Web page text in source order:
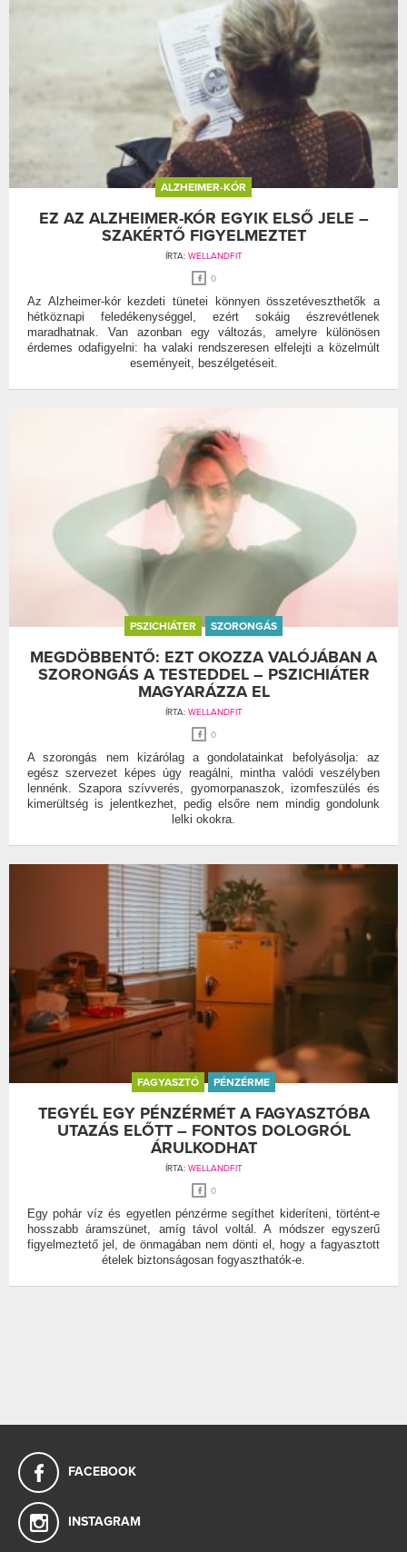
ALZHEIMER-KÓR
EZ AZ ALZHEIMER-KÓR EGYIK ELSŐ JELE –
SZAKÉRTŐ FIGYELMEZTET
ÍRTA: WELLANDFIT
0
Az Alzheimer-kór kezdeti tünetei könnyen összetéveszthetők a
hétköznapi feledékenységgel, ezért sokáig észrevétlenek
maradhatnak. Van azonban egy változás, amelyre különösen
érdemes odafigyelni: ha valaki rendszeresen elfelejti a közelmúlt
eseményeit, beszélgetéseit.
PSZICHIÁTER SZORONGÁS
MEGDÖBBENTŐ: EZT OKOZZA VALÓJÁBAN A
SZORONGÁS A TESTEDDEL – PSZICHIÁTER
MAGYARÁZZA EL
ÍRTA: WELLANDFIT
0
A szorongás nem kizárólag a gondolatainkat befolyásolja: az
egész szervezet képes úgy reagálni, mintha valódi veszélyben
lennénk. Szapora szívverés, gyomorpanaszok, izomfeszülés és
kimerültség is jelentkezhet, pedig elsőre nem mindig gondolunk
lelki okokra.
FAGYASZTÓ PÉNZÉRME
TEGYÉL EGY PÉNZÉRMÉT A FAGYASZTÓBA
UTAZÁS ELŐTT – FONTOS DOLOGRÓL
ÁRULKODHAT
ÍRTA: WELLANDFIT
0
Egy pohár víz és egyetlen pénzérme segíthet kideríteni, történt-e
hosszabb áramszünet, amíg távol voltál. A módszer egyszerű
figyelmeztető jel, de önmagában nem dönti el, hogy a fagyasztott
ételek biztonságosan fogyaszthatók-e.
FACEBOOK
INSTAGRAM